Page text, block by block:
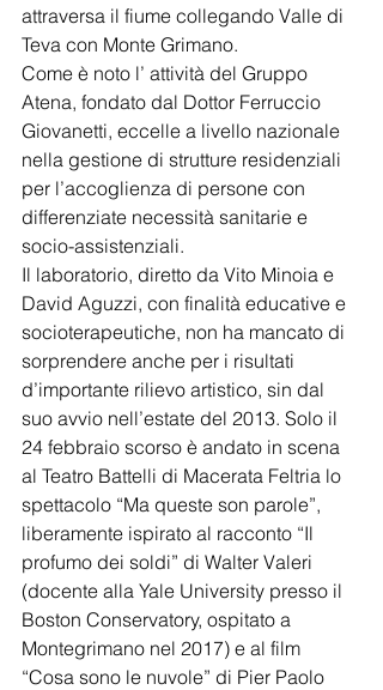
attraversa il fiume collegando Valle di
Teva con Monte Grimano.
Come è noto l’ attività del Gruppo
Atena, fondato dal Dottor Ferruccio
Giovanetti, eccelle a livello nazionale
nella gestione di strutture residenziali
per l’accoglienza di persone con
differenziate necessità sanitarie e
socio-assistenziali.
Il laboratorio, diretto da Vito Minoia e
David Aguzzi, con finalità educative e
socioterapeutiche, non ha mancato di
sorprendere anche per i risultati
d’importante rilievo artistico, sin dal
suo avvio nell’estate del 2013. Solo il
24 febbraio scorso è andato in scena
al Teatro Battelli di Macerata Feltria lo
spettacolo “Ma queste son parole”,
liberamente ispirato al racconto “Il
profumo dei soldi” di Walter Valeri
(docente alla Yale University presso il
Boston Conservatory, ospitato a
Montegrimano nel 2017) e al film
“Cosa sono le nuvole” di Pier Paolo